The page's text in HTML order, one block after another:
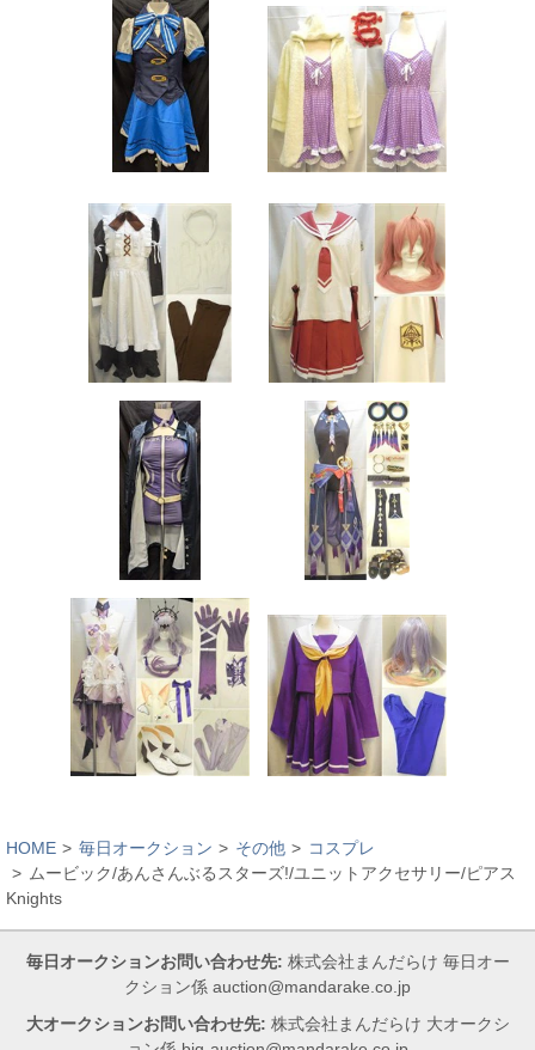
HOME 毎日オークション その他
コスプレ
ムービック/あんさんぶるスターズ!/ユニットアクセサリー/ピアス
Knights
毎日オークションお問い合わせ先: 株式会社まんだらけ 毎日オー
クション係 auction@mandarake.co.jp
大オークションお問い合わせ先: 株式会社まんだらけ 大オークシ